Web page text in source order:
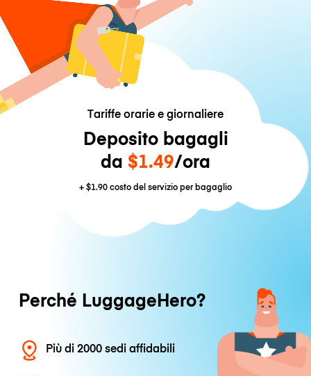
Tariffe orarie e giornaliere
Deposito bagagli
da $1.49/ora
+$1.90costo del servizio per bagaglio
Perché LuggageHero?
Più di 2000 sedi affidabili